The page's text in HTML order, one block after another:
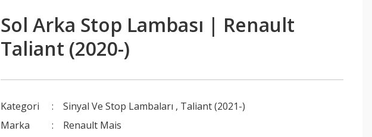
Sol Arka Stop Lambası | Renault
Taliant (2020-)
Kategori Sinyal Ve Stop Lambaları , Taliant (2021-)
Marka
Renault Mais